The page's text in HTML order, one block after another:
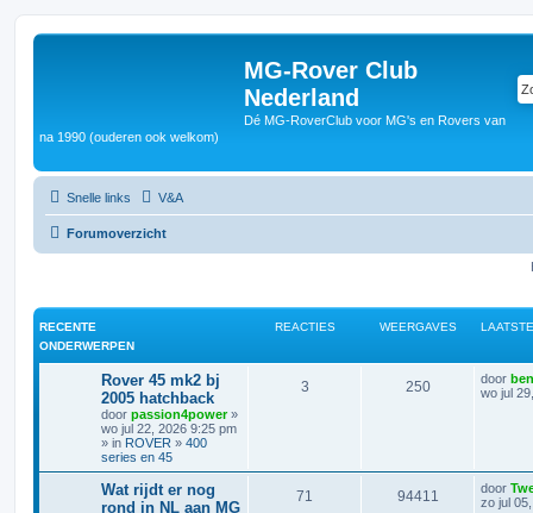
MG-Rover Club
Nederland
Dé MG-RoverClub voor MG's en Rovers van
na 1990 (ouderen ook welkom)
Snelle links V&A
Forumoverzicht
RECENTE
ONDERWERPEN
REACTIES WEERGAVES
Rover 45 mk2 bj
2005 hatchback
door passion4power»
wo jul 22, 2026 9:25 pm
» in ROVER » 400
series en 45
3 250 door
wo jul
Wat rijdt er nog
rond in NL aan MG
71 94411 door
zo jul